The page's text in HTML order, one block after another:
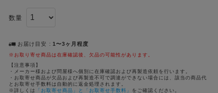
ー
ー
ド
1位 #ポケットモンスター（ポケモン）
2位 #ハイキュー!!
4位 #名探偵コナン
5位 #呪術廻戦
#Dr.STONE（ドクターストーン）
数量
お届け目安 1〜3ヶ月程度
※お取り寄せ商品は在庫確認後、欠品の可能性があります。
【注意事項】
・メーカー様および問屋様へ個別に在庫確認および再製造依頼を行います。
・お取寄せ商品が欠品および再製造不可で調達ができない場合には、該当の商品代
とお取寄せ手数料は自動的に返金処理されます。
※詳しくは
「お取寄せ商品」と「お取寄せ手数料」 をご確認ください。